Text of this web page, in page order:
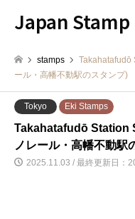
Japan
stamps
Takahatafudō
ール・高幡不動駅のスタンプ)
Tokyo Eki Stamps
Takahatafudō Station
ノレール・高幡不動駅
2025.11.03 / 最終更新日：